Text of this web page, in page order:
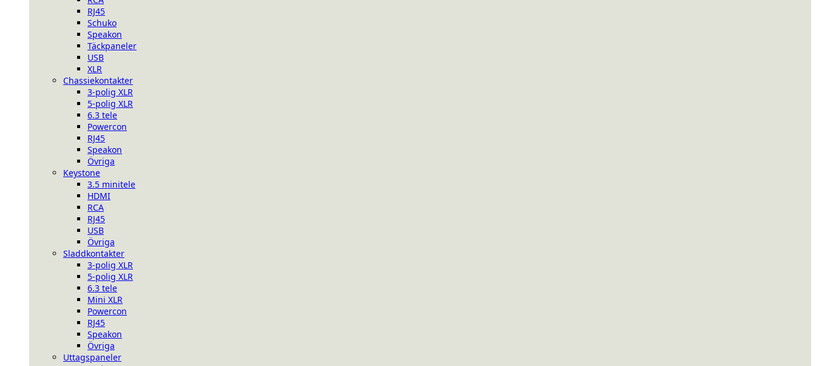
RJ45
Schuko
Speakon
Täckpaneler
USB
XLR
Chassiekontakter
3-polig XLR
5-polig XLR
6.3 tele
Powercon
RJ45
Speakon
Övriga
Keystone
3.5 minitele
HDMI
RCA
RJ45
USB
Övriga
Sladdkontakter
3-polig XLR
5-polig XLR
6.3 tele
Mini XLR
Powercon
RJ45
Speakon
Övriga
Uttagspaneler